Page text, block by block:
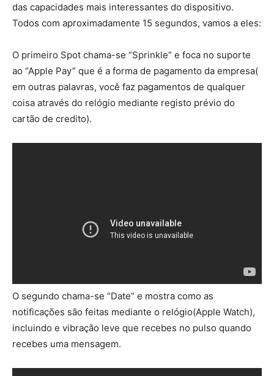
das capacidades mais interessantes do dispositivo.
Todos com aproximadamente 15 segundos, vamos a eles:
O primeiro Spot chama-se “Sprinkle” e foca no suporte
ao “Apple Pay” que é a forma de pagamento da empresa(
em outras palavras, você faz pagamentos de qualquer
coisa através do relógio mediante registo prévio do
cartão de credito).
O segundo chama-se “Date” e mostra como as
notificações são feitas mediante o relógio(Apple Watch),
incluindo e vibração leve que recebes no pulso quando
recebes uma mensagem.